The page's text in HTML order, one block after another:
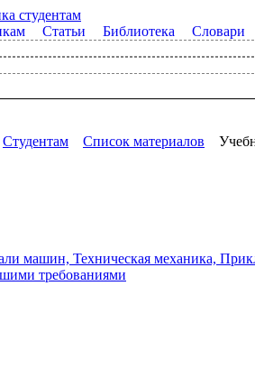
Статьи Библиотека Словари
Студентам Список материалов
машин, Техническая механика,
требованиями